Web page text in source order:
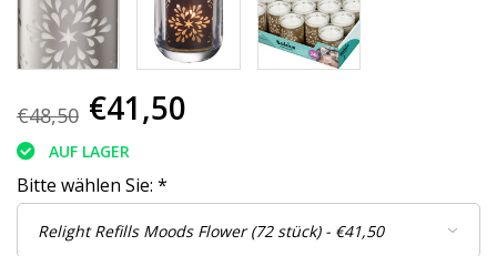
€48,50 €41,50
AUF LAGER
Bitte wählen Sie: *